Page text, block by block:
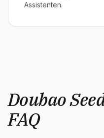
Assistenten.
Doubao
FAQ